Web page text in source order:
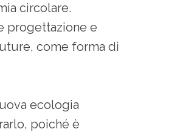
circolare.
progettazione e
come forma di
ecologia
poiché è